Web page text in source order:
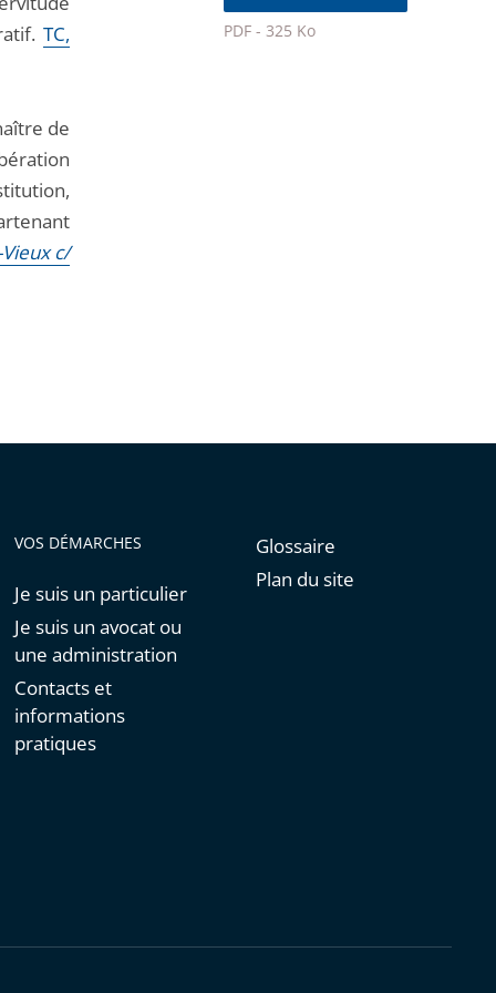
après
PDF - 325 Ko
TC,
de
c/
VOS DÉMARCHES
Je suis un particulier
Je suis un avocat ou
une administration
Contacts et
informations
pratiques
Glossaire
Plan du site